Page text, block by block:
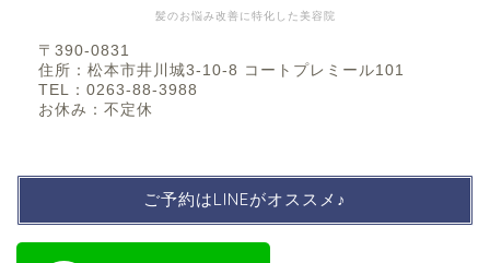
髪のお悩み改善に特化した美容院
〒390-0831
住所：松本市井川城3-10-8 コートプレミール101
TEL：0263-88-3988
お休み：不定休
ご予約はLINEがオススメ♪